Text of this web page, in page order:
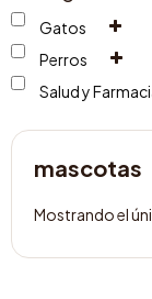
Gatos
Perros
Salud y
mascotas
Mostrando el